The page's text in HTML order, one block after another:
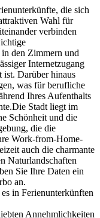
die sich
Wahl für
verbinden
den Zimmern und
Internetzugang
ist. Darüber hinaus
was für berufliche
Ihres Aufenthalts
Stadt liegt im
Schönheit und die
die die
Work-from-Home-
auch die charmante
Naturlandschaften
Sie Ihre Daten ein
an.
in Ferienunterkünften
Annehmlichkeiten